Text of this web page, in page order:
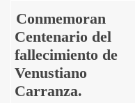
Conmemoran
Centenario del
fallecimiento de
Venustiano
Carranza.